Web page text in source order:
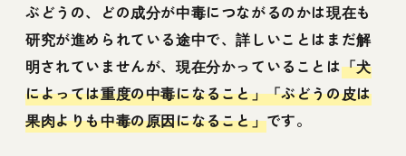
ぶどうの、どの成分が中毒につながるのかは現在も
研究が進められている途中で、詳しいことはまだ解
明されていませんが、現在分かっていることは「犬
によっては重度の中毒になること」「ぶどうの皮は
果肉よりも中毒の原因になること」です。